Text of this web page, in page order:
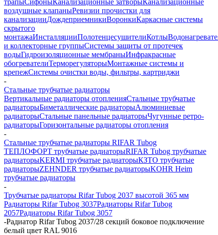
трапыСифоныКанализационные затворыКанализационные
воздушные клапаныРевизии прочистки для
канализацииДождеприемникиВоронкиКаркасные системы
скрытого
монтажаИнсталляцииПолотенцесушителиКотлы
и коллекторные группыСистемы защиты от протечек
водыГидроизоляционные мембраныИнфракрасные
обогревателиТерморегуляторыМонтажные системы и
крепежСистемы очистки воды, фильтры, картриджи
-
Стальные трубчатые радиаторы
Вертикальные радиаторы отопленияСтальные трубчатые
радиаторыБиметаллические радиаторыАлюминиевые
радиаторыСтальные панельные радиаторыЧугунные ретро-
радиаторыГоризонтальные радиаторы отопления
-
Стальные трубчатые радиаторы RIFAR Tubog
ТЕПЛОФОРТ трубчатые радиаторыRIFAR Tubog трубчатые
радиаторыKERMI трубчатые радиаторыКЗТО трубчатые
радиаторыZEHNDER трубчатые радиаторыKOHR Heim
трубчатые радиаторы
-
Трубчатые радиаторы Rifar Tubog 2037 высотой 365 мм
Радиаторы Rifar Tubog 3037Радиаторы Rifar Tubog
2057Радиаторы Rifar Tubog 3057
-Радиатор Rifar Tubog 2037/28 секций боковое подключение
белый цвет RAL 9016